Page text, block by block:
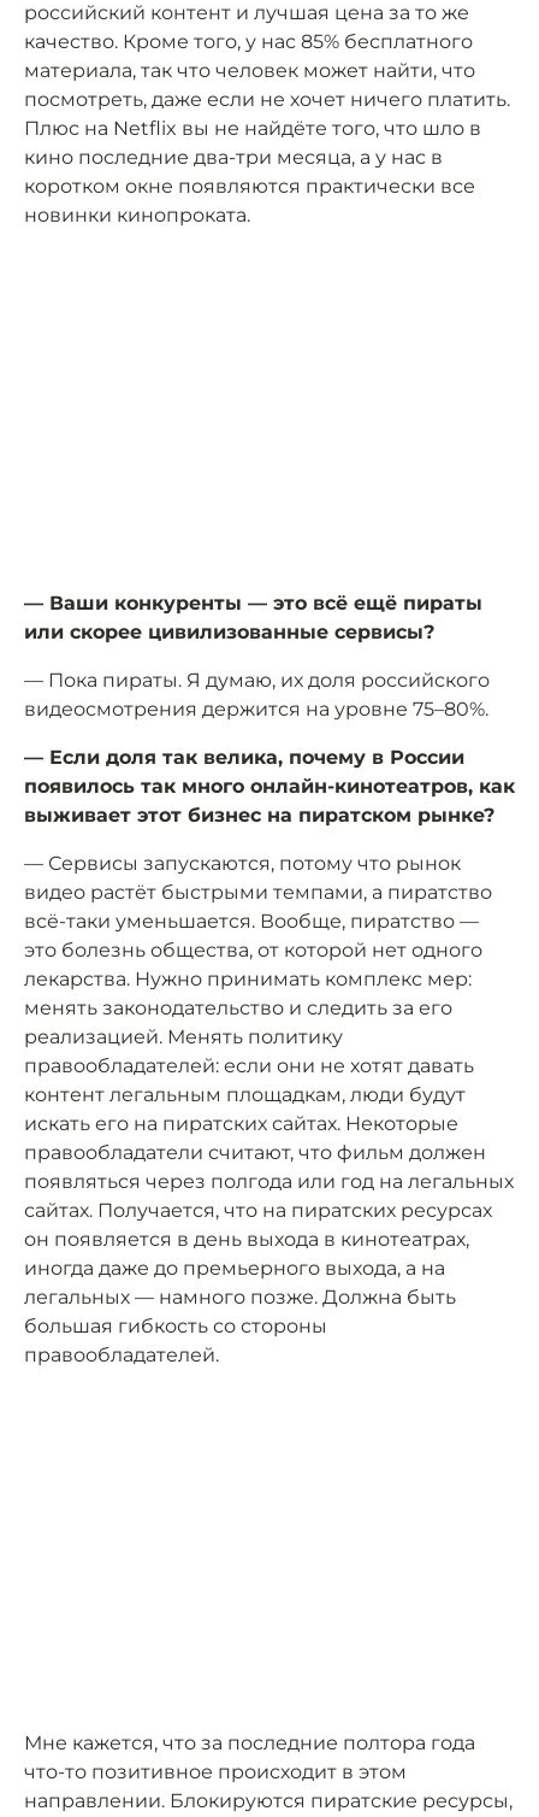
российский контент и лучшая цена за то же
качество. Кроме того, у нас 85% бесплатного
материала, так что человек может найти, что
посмотреть, даже если не хочет ничего платить.
Плюс на Netflix вы не найдёте того, что шло в
кино последние два-три месяца, а у нас в
коротком окне появляются практически все
новинки кинопроката.
— Ваши конкуренты — это всё ещё пираты
или скорее цивилизованные сервисы?
— Пока пираты. Я думаю, их доля российского
видеосмотрения держится на уровне 75–80%.
— Если доля так велика, почему в России
появилось так много онлайн-кинотеатров, как
выживает этот бизнес на пиратском рынке?
— Сервисы запускаются, потому что рынок
видео растёт быстрыми темпами, а пиратство
всё-таки уменьшается. Вообще, пиратство —
это болезнь общества, от которой нет одного
лекарства. Нужно принимать комплекс мер:
менять законодательство и следить за его
реализацией. Менять политику
правообладателей: если они не хотят давать
контент легальным площадкам, люди будут
искать его на пиратских сайтах. Некоторые
правообладатели считают, что фильм должен
появляться через полгода или год на легальных
сайтах. Получается, что на пиратских ресурсах
он появляется в день выхода в кинотеатрах,
иногда даже до премьерного выхода, а на
легальных — намного позже. Должна быть
большая гибкость со стороны
правообладателей.
Мне кажется, что за последние полтора года
что-то позитивное происходит в этом
направлении. Блокируются пиратские ресурсы,